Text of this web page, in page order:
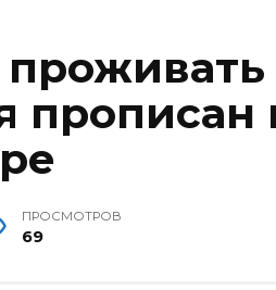
прописан
ПРОСМОТРОВ
69